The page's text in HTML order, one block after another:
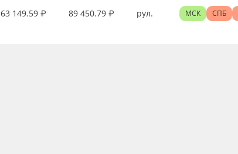
63 149.59 ₽ 89 450.79 ₽ рул. МСК СПБ